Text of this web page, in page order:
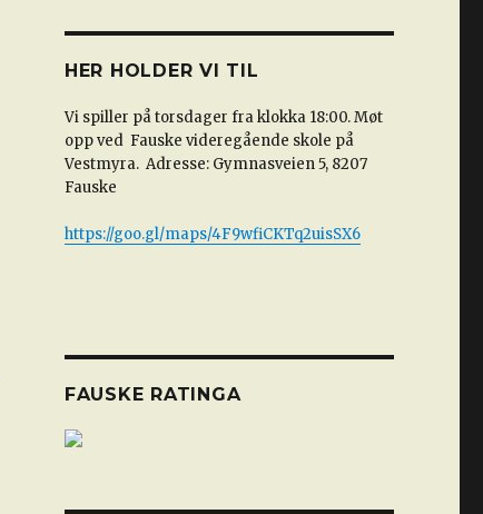
HER HOLDER VI TIL
Vi spiller på torsdager fra klokka 18:00. Møt
opp ved Fauske videregående skole på
Vestmyra. Adresse: Gymnasveien 5, 8207
Fauske
https://goo.gl/maps/4F9wfiCKTq2uisSX6
FAUSKE RATINGA